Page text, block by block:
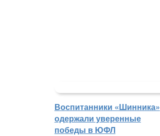
Воспитанники «Шинника»
одержали уверенные
победы в ЮФЛ